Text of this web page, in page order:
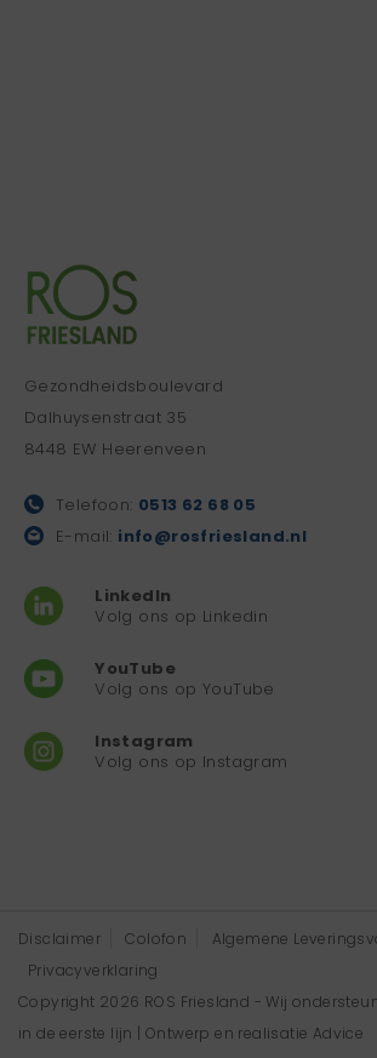
Gezondheidsboulevard
Dalhuysenstraat 35
8448 EW Heerenveen
Telefoon: 0513 62 68 05
E-mail: info@rosfriesland.nl
LinkedIn
Volg ons op Linkedin
YouTube
Volg ons op YouTube
Instagram
Volg ons op Instagram
Disclaimer Colofon
Algemene
Privacyverklaring
Copyright 2026 ROS Friesland - Wij
in de eerste lijn | Ontwerp en realisatie Advice